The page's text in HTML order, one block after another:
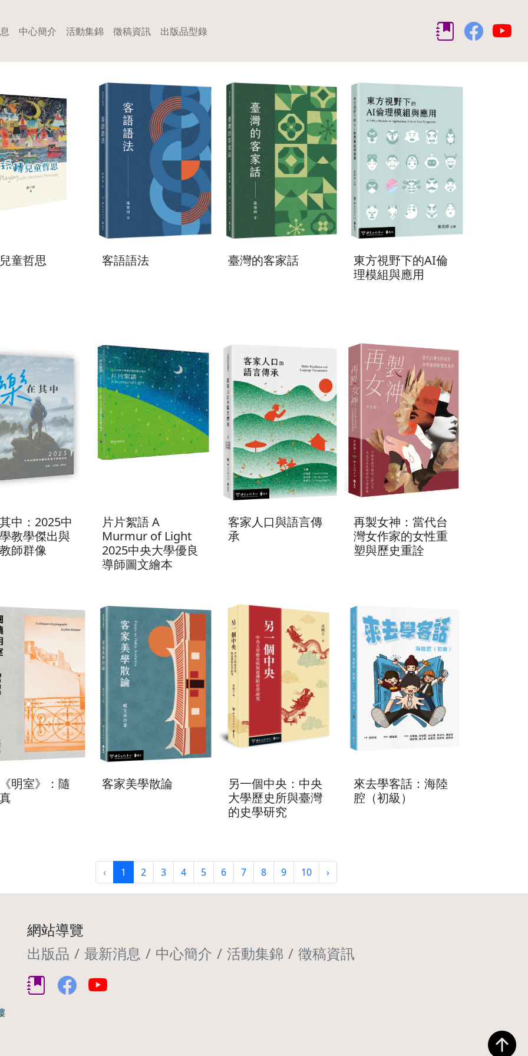
中心簡介 活動集錦 徵稿資訊 出版品型錄
童哲思 客語語法 臺灣的客家話
東方視野下的AI倫
理模組與應用
中：2025中
教學傑出與
師群像
片片絮語 A
Murmur of Light
2025中央大學優良
導師圖文繪本
客家人口與語言傳
承
再製女神：當代台
灣女作家的女性重
塑與歷史重詮
明室》：隨
客家美學散論
另一個中央：中央
大學歷史所與臺灣
的史學研究
來去學客話：海陸
腔（初級）
‹ 1 2 3 4 5 6 7 8 9 10 ›
網站導覽
出版品
最新消息 中心簡介 活動集錦 徵稿資訊